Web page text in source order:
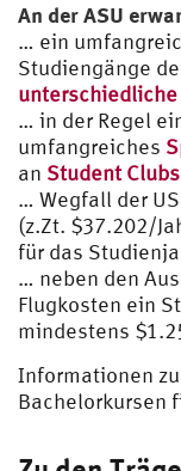
An der ASU
… ein
Studiengänge
unterschiedliche
… in der Regel
umfangreiches
an Student Clubs
… Wegfall der
(z.Zt. $37.202/
für das
… neben den
Flugkosten ein
mindestens
Informationen
Bachelorkursen